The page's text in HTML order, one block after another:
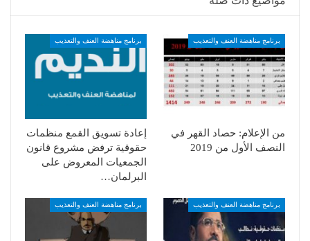
برنامج مناهضة العنف والتعذيب
من الإعلام: حصاد القهر في
النصف الأول من 2019
برنامج مناهضة العنف والتعذيب
إعادة تسويق القمع منظمات
حقوقية ترفض مشروع قانون
الجمعيات المعروض على
البرلمان…
برنامج مناهضة العنف والتعذيب برنامج مناهضة العنف والتعذيب